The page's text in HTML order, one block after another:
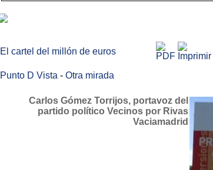
El cartel del millón de euros
Punto D Vista - Otra mirada
Carlos Gómez Torrijos, portavoz del
partido político Vecinos por Rivas
Vaciamadrid